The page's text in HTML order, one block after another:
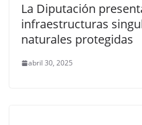
La Diputación
infraestructuras
naturales protegidas
abril 30, 2025